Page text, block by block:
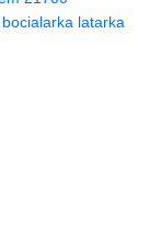
bocialarka latarka